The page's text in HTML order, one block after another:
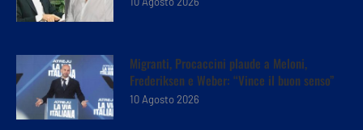
Migranti, Procaccini plaude a Meloni,
Frederiksen e Weber: “Vince il buon senso”
10 Agosto 2026